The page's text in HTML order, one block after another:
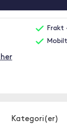
Frakt
Kategori(er)